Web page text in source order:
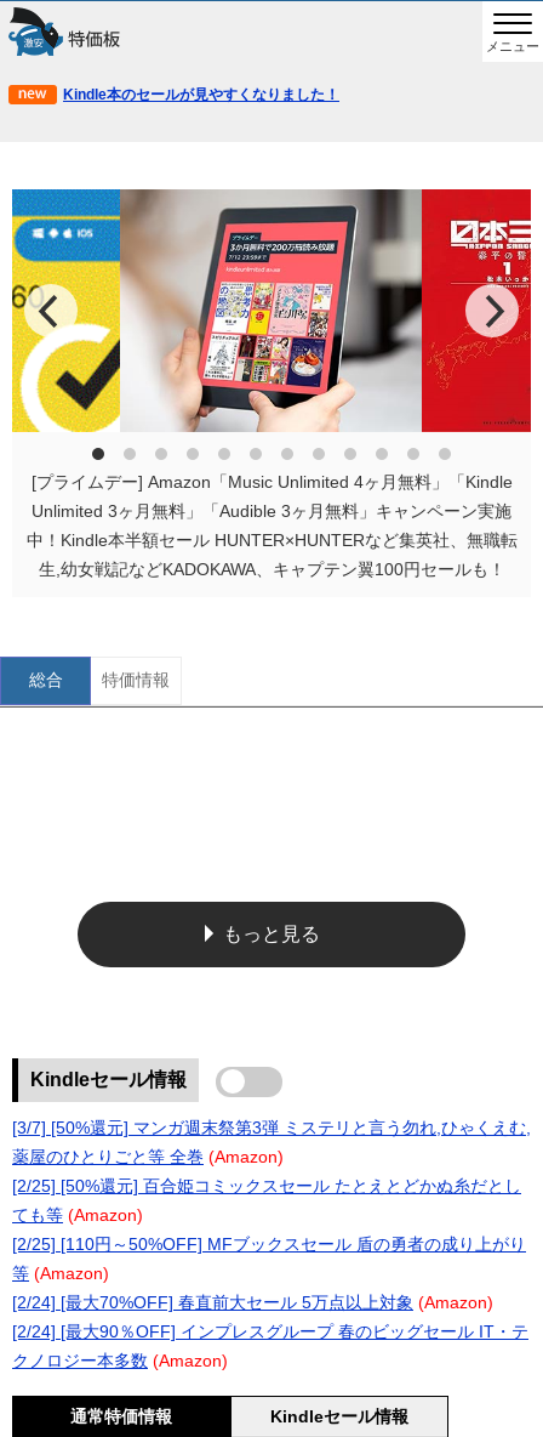
メニュー
Kindle本のセールが見やすくなりました！
[プライムデー] Amazon「Music Unlimited 4ヶ月無料」「Kindle
Unlimited 3ヶ月無料」「Audible 3ヶ月無料」キャンペーン実施
中！Kindle本半額セール HUNTER×HUNTERなど集英社、無職転
生,幼女戦記などKADOKAWA、キャプテン翼100円セールも！
総合 特価情報
もっと見る
Kindleセール情報
[3/7] [50%還元] マンガ週末祭第3弾 ミステリと言う勿れ,ひゃくえむ,
薬屋のひとりごと等 全巻 (Amazon)
[2/25] [50%還元] 百合姫コミックスセール たとえとどかぬ糸だとし
ても等 (Amazon)
[2/25] [110円～50%OFF] MFブックスセール 盾の勇者の成り上がり
等 (Amazon)
[2/24] [最大70%OFF] 春直前大セール 5万点以上対象 (Amazon)
[2/24] [最大90％OFF] インプレスグループ 春のビッグセール IT・テ
クノロジー本多数 (Amazon)
通常特価情報 Kindleセール情報